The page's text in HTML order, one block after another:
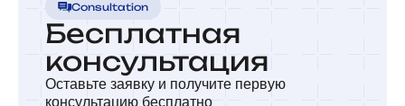
Consultation
Бесплатная
консультация
Оставьте заявку и получите первую
консультацию бесплатно